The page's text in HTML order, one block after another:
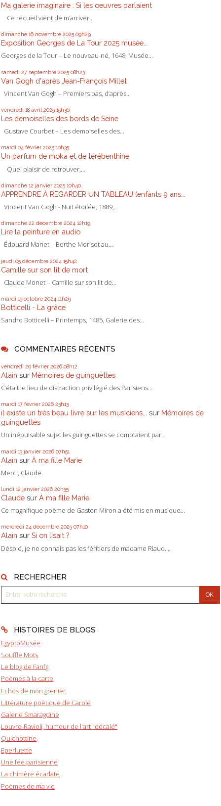
Ma galerie imaginaire : Si les oeuvres parlaient
Ce recueil vient de m’arriver...
dimanche 16 novembre 2025 09h29
Exposition Georges de La Tour 2025 musée...
Georges de la Tour – Le nouveau-né, 1648, Musée...
samedi 27 septembre 2025 08h23
Van Gogh d'après Jean-François Millet
Vincent Van Gogh – Premiers pas, d’après...
vendredi 18 avril 2025 15h36
Les demoiselles des bords de Seine
Gustave Courbet – Les demoiselles des...
mardi 04 février 2025 10h35
Un parfum de moka et de térébenthine
Quel plaisir de retrouver,...
dimanche 12 janvier 2025 10h40
APPRENDRE À REGARDER UN TABLEAU (enfants 9 ans...
Vincent Van Gogh - Nuit étoilée, 1889,...
dimanche 22 décembre 2024 12h19
Lire la peinture en audio
Édouard Manet – Berthe Morisot au...
jeudi 05 décembre 2024 15h42
Camille sur son lit de mort
Claude Monet – Camille sur son lit de...
mardi 15 octobre 2024 11h29
Botticelli - La grâce
Sandro Botticelli – Printemps, 1485, Galerie des...
COMMENTAIRES RÉCENTS
vendredi 20 février 2026 08h12
Alain sur Mémoires de guinguettes
C’était le lieu de distraction privilégié des Parisiens...
mardi 17 février 2026 23h13
il existe un très beau livre sur les musiciens... sur Mémoires de
guinguettes
Un inépuisable sujet les guinguettes se comptaient par...
mardi 13 janvier 2026 07h51
Alain sur À ma fille Marie
Merci, Claude.
lundi 12 janvier 2026 20h55
Claude sur À ma fille Marie
Ce magnifique poème de Gaston Miron a été mis en musique...
mercredi 24 décembre 2025 07h10
Alain sur Si on lisait ?
Désolé, je ne connais pas les féritiers de madame Riaud....
RECHERCHER
HISTOIRES DE BLOGS
EgyptoMusée
Souffle Mots
Le blog de Fanfg
Poèmes à la carte
Echos de mon grenier
Littérature poétique de Carole
Galerie Smaragdine
Louvre-Ravioli, humour de l'art "décalé"
Quichottine
Eperluette
Une fée parisienne
La chimère écarlate
Poèmes de ma vie